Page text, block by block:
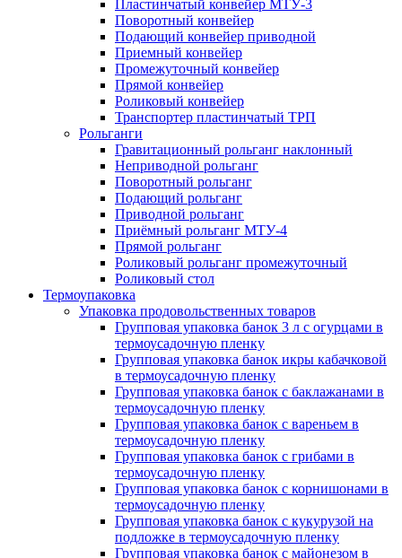
Пластинчатый конвейер МТУ-3
Поворотный конвейер
Подающий конвейер приводной
Приемный конвейер
Промежуточный конвейер
Прямой конвейер
Роликовый конвейер
Транспортер пластинчатый ТРП
Рольганги
Гравитационный рольганг наклонный
Неприводной рольганг
Поворотный рольганг
Подающий рольганг
Приводной рольганг
Приёмный рольганг МТУ-4
Прямой рольганг
Роликовый рольганг промежуточный
Роликовый стол
Термоупаковка
Упаковка продовольственных товаров
Групповая упаковка банок 3 л с огурцами в
термоусадочную пленку
Групповая упаковка банок икры кабачковой
в термоусадочную пленку
Групповая упаковка банок с баклажанами в
термоусадочную пленку
Групповая упаковка банок с вареньем в
термоусадочную пленку
Групповая упаковка банок с грибами в
термоусадочную пленку
Групповая упаковка банок с корнишонами в
термоусадочную пленку
Групповая упаковка банок с кукурузой на
подложке в термоусадочную пленку
Групповая упаковка банок с майонезом в